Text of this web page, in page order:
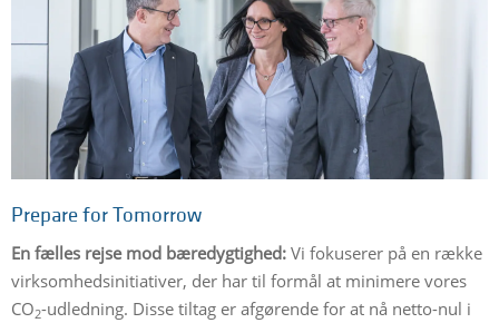
Prepare for Tomorrow
En fælles rejse mod bæredygtighed: Vi fokuserer på en række
virksomhedsinitiativer, der har til formål at minimere vores
CO2-udledning. Disse tiltag er afgørende for at nå netto-nul i